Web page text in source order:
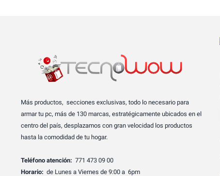
Más productos, secciones exclusivas, todo lo necesario para
armar tu pc, más de 130 marcas, estratégicamente ubicados en el
centro del país, desplazamos con gran velocidad los productos
hasta la comodidad de tu hogar.
Teléfono atención: 771 473 09 00
Horario: de Lunes a Viernes de 9:00 a 6pm